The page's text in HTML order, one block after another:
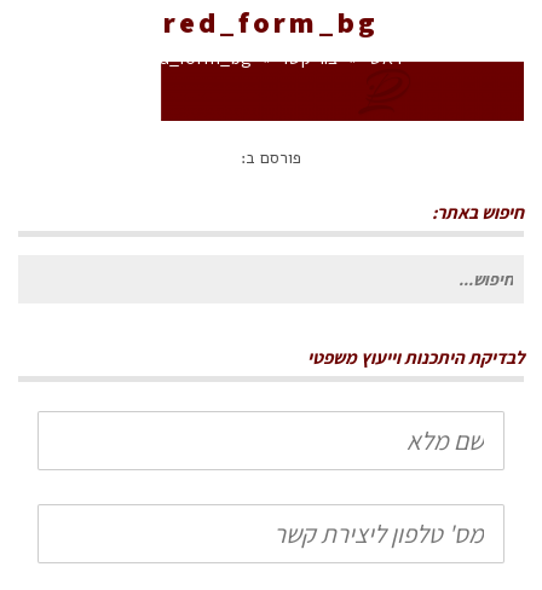
ראשי » צור קשר »
red_form_bg
red_form_bg
פורסם ב:
חיפוש באתר:
חיפוש
לבדיקת היתכנות וייעוץ משפטי
שם
מלא
טלפון